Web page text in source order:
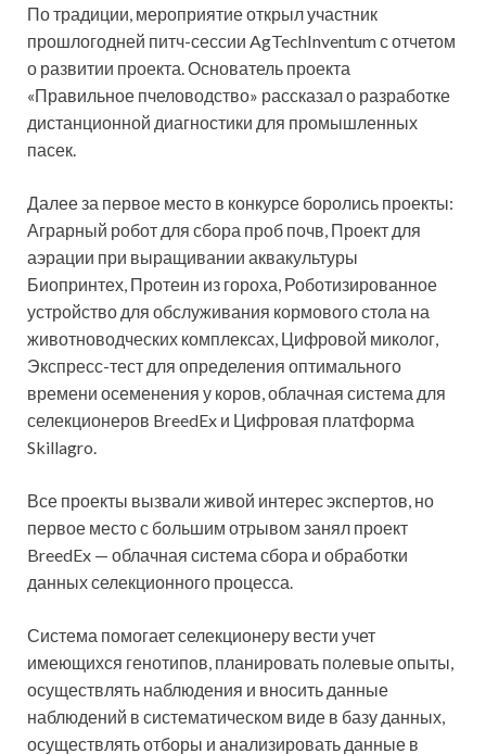
По традиции, мероприятие открыл участник
прошлогодней питч-сессии AgTechInventum с отчетом
о развитии проекта. Основатель проекта
«Правильное пчеловодство» рассказал о разработке
дистанционной диагностики для промышленных
пасек.
Далее за первое место в конкурсе боролись проекты:
Аграрный робот для сбора проб почв, Проект для
аэрации при выращивании аквакультуры
Биопринтех, Протеин из гороха, Роботизированное
устройство для обслуживания кормового стола на
животноводческих комплексах, Цифровой миколог,
Экспресс-тест для определения оптимального
времени осеменения у коров, облачная система для
селекционеров BreedEx и Цифровая платформа
Skillagro.
Все проекты вызвали живой интерес экспертов, но
первое место с большим отрывом занял проект
BreedEx — облачная система сбора и обработки
данных селекционного процесса.
Система помогает селекционеру вести учет
имеющихся генотипов, планировать полевые опыты,
осуществлять наблюдения и вносить данные
наблюдений в систематическом виде в базу данных,
осуществлять отборы и анализировать данные в